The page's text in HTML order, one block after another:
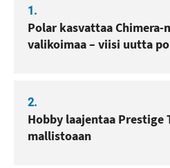
1.
Polar kasvattaa
valikoimaa – viisi uutta
2.
Hobby laajentaa
mallistoaan